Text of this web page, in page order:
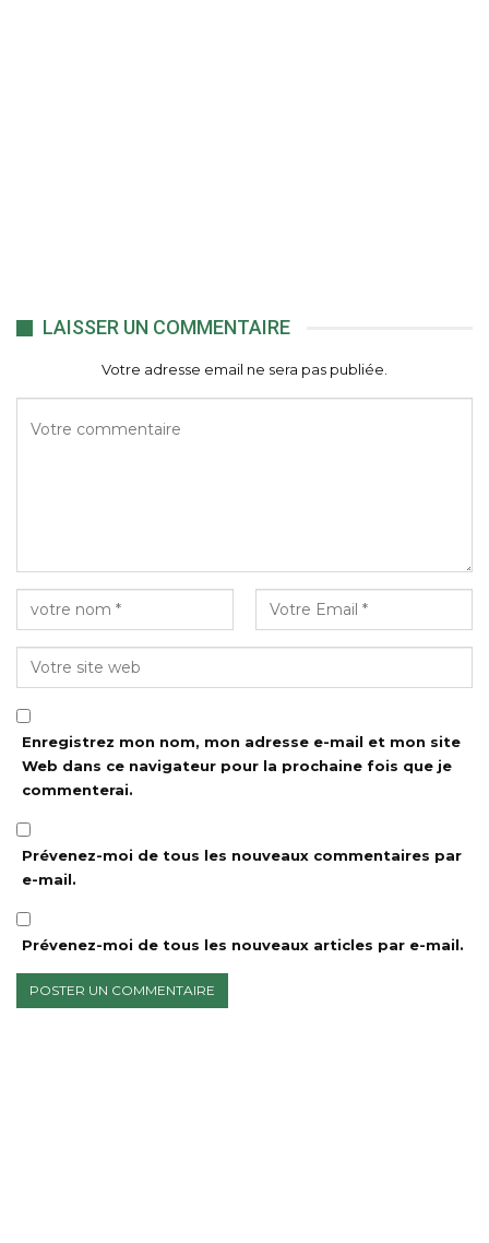
LAISSER UN COMMENTAIRE
Votre adresse email ne sera pas publiée.
Enregistrez mon nom, mon adresse e-mail et mon site
Web dans ce navigateur pour la prochaine fois que je
commenterai.
Prévenez-moi de tous les nouveaux commentaires par
e-mail.
Prévenez-moi de tous les nouveaux articles par e-mail.